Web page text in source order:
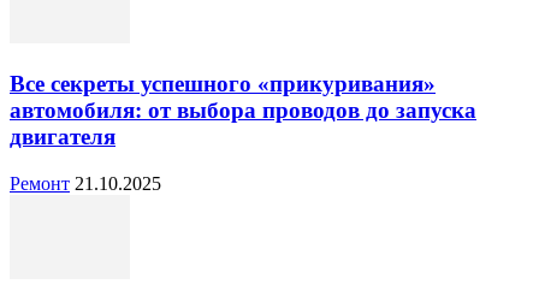
Все секреты успешного «прикуривания»
автомобиля: от выбора проводов до запуска
двигателя
Ремонт 21.10.2025